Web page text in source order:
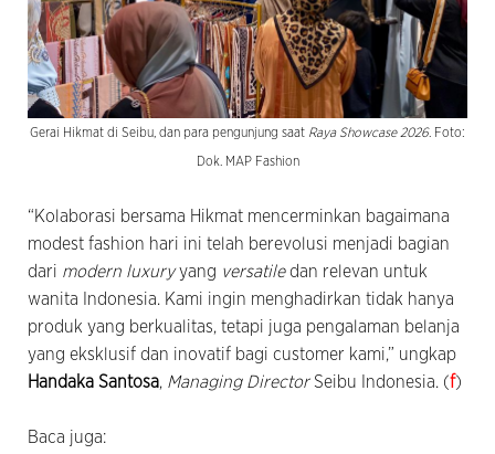
Gerai Hikmat di Seibu, dan para pengunjung saat Raya Showcase 2026. Foto:
Dok. MAP Fashion
“Kolaborasi bersama Hikmat mencerminkan bagaimana
modest fashion hari ini telah berevolusi menjadi bagian
dari modern luxuryyang versatiledan relevan untuk
wanita Indonesia. Kami ingin menghadirkan tidak hanya
produk yang berkualitas, tetapi juga pengalaman belanja
yang eksklusif dan inovatif bagi customer kami,” ungkap
Handaka Santosa, Managing DirectorSeibu Indonesia. (f)
Baca juga: